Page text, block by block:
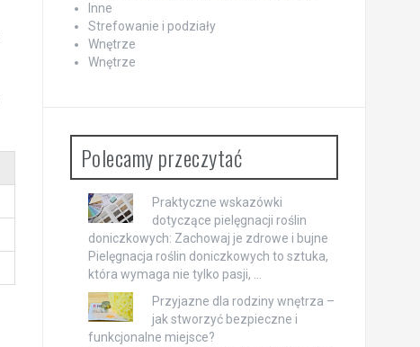
Inne
Strefowanie i podziały
Wnętrze
Wnętrze
Polecamy przeczytać
Praktyczne wskazówki
dotyczące pielęgnacji roślin
doniczkowych: Zachowaj je zdrowe i bujne
Pielęgnacja roślin doniczkowych to sztuka,
która wymaga nie tylko pasji, …
Przyjazne dla rodziny wnętrza –
jak stworzyć bezpieczne i
funkcjonalne miejsce?